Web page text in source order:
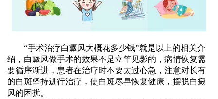
“手术治疗白癜风大概花多少钱”就是以上的相关介
绍，白癜风做手术的效果不是立竿见影的，病情恢复需
要循序渐进，患者在治疗时不要太过心急，注意对长有
的白斑坚持进行治疗，使白斑尽早恢复健康，摆脱白癜
风的困扰。